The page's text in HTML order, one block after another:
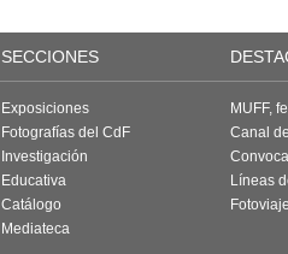
SECCIONES
Exposiciones
Fotografías del CdF
Investigación
Educativa
Catálogo
Mediateca
MUFF,
Canal
Líneas